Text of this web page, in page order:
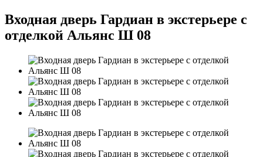
Входная дверь Гардиан в экстерьере с
отделкой Альянс Ш 08